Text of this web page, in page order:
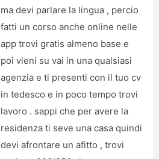
ma devi parlare la lingua , percio
fatti un corso anche online nelle
app trovi gratis almeno base e
poi vieni su vai in una qualsiasi
agenzia e ti presenti con il tuo cv
in tedesco e in poco tempo trovi
lavoro . sappi che per avere la
residenza ti seve una casa quindi
devi afrontare un afitto , trovi